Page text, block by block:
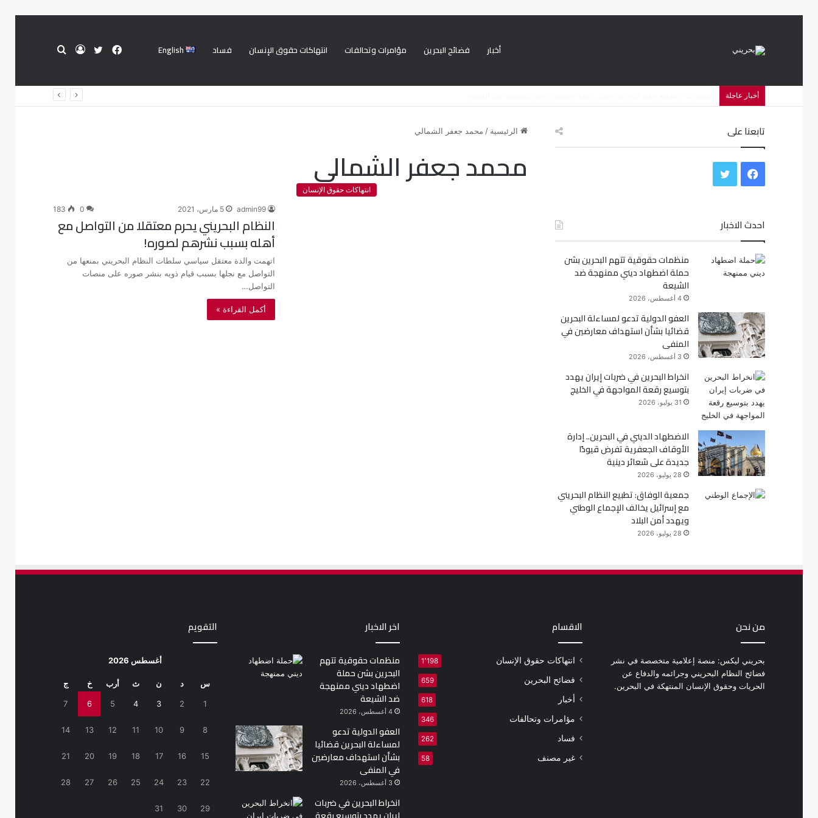
أخبار فضائح البحرين مؤامرات وتحالفات انتهاكات حقوق الإنسان فساد English بحثتسجيل تويتر
فيسبوك
أخبار عاجلة
الرئيسية / محمد جعفر الشمالي
محمد جعفر الشمالي
انتهاكات حقوق الإنسان
admin99 5 مارس، 2021 0
183
النظام البحريني يحرم معتقلا من التواصل مع
أهله بسبب نشرهم لصوره!
اتهمت والدة معتقل سياسي سلطات النظام البحريني بمنعها من
التواصل مع نجلها بسبب قيام ذويه بنشر صوره على منصات
التواصل…
أكمل القراءة »
تابعنا على
س
و
احدث الاخبار
منظمات حقوقية تتهم البحرين بشن
حملة اضطهاد ديني ممنهجة ضد
الشيعة
4 أغسطس، 2026
العفو الدولية تدعو لمساءلة البحرين
قضائيا بشأن استهداف معارضين في
المنفى
3 أغسطس، 2026
انخراط البحرين في ضربات إيران يهدد
بتوسيع رقعة المواجهة في الخليج
31 يوليو، 2026
الاضطهاد الديني في البحرين.. إدارة
الأوقاف الجعفرية تفرض قيودًا
جديدة على شعائر دينية
28 يوليو، 2026
جمعية الوفاق: تطبيع النظام البحريني
مع إسرائيل يخالف الإجماع الوطني
ويهدد أمن البلاد
28 يوليو، 2026
من نحن
بحريني ليكس: منصة إعلامية متخصصة في نشر
فضائح النظام البحريني وجرائمه والدفاع عن
الحريات وحقوق الإنسان المنتهكة في البحرين.
الاقسام
انتهاكات حقوق الإنسان 1٬198
فضائح البحرين 659
أخبار 618
مؤامرات وتحالفات 346
فساد 262
غير مصنف 58
اخر الاخبار
منظمات حقوقية تتهم
البحرين بشن حملة
اضطهاد ديني ممنهجة
ضد الشيعة
4 أغسطس، 2026
العفو الدولية تدعو
لمساءلة البحرين قضائيا
بشأن استهداف معارضين
في المنفى
3 أغسطس، 2026
انخراط البحرين في ضربات
التقويم
أغسطس 2026
س د ن ث أرب خ ج
1
2
3
4
5
6
7
8
9
10
11
12
13
14
15
16
17
18
19
20
21
22
23
24
25
26
27
28
29
30
31